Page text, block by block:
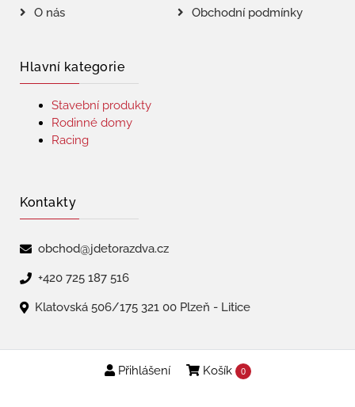
Přihlášení Košík 0
O nás
Obchodní podmínky
Hlavní kategorie
Stavební produkty
Rodinné domy
Racing
Kontakty
obchod@jdetorazdva.cz
+420 725 187 516
Klatovská 506/175 321 00 Plzeň - Litice
Copyright © 2026 | jdetorazdva